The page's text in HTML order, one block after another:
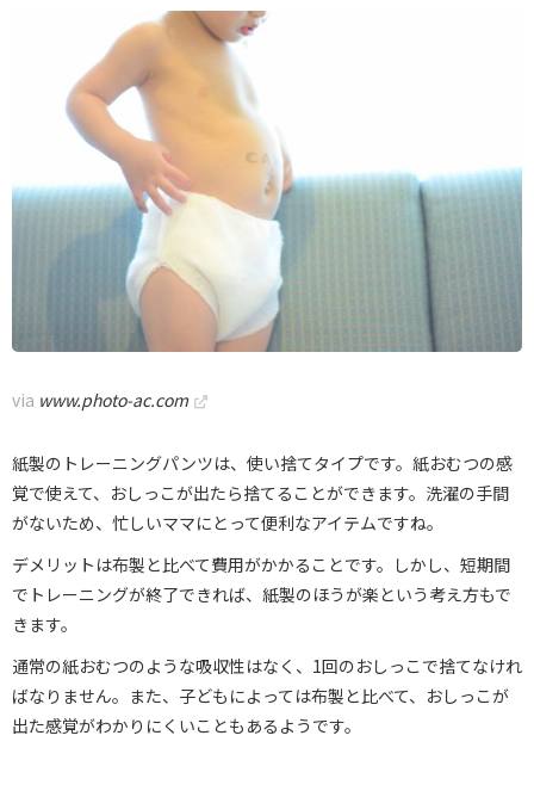
via www.photo-ac.com
紙製のトレーニングパンツは、使い捨てタイプです。紙おむつの感
覚で使えて、おしっこが出たら捨てることができます。洗濯の手間
がないため、忙しいママにとって便利なアイテムですね。
デメリットは布製と比べて費用がかかることです。しかし、短期間
でトレーニングが終了できれば、紙製のほうが楽という考え方もで
きます。
通常の紙おむつのような吸収性はなく、1回のおしっこで捨てなけれ
ばなりません。また、子どもによっては布製と比べて、おしっこが
出た感覚がわかりにくいこともあるようです。